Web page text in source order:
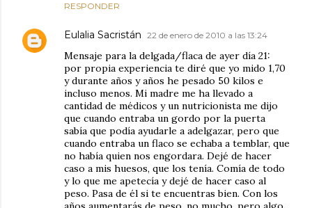
RESPONDER
Eulalia Sacristán 22 de enero de 2010 a las 13:24
Mensaje para la delgada/flaca de ayer día 21:
por propia experiencia te diré que yo mido 1,70
y durante años y años he pesado 50 kilos e
incluso menos. Mi madre me ha llevado a
cantidad de médicos y un nutricionista me dijo
que cuando entraba un gordo por la puerta
sabía que podía ayudarle a adelgazar, pero que
cuando entraba un flaco se echaba a temblar, que
no había quien nos engordara. Dejé de hacer
caso a mis huesos, que los tenía. Comía de todo
y lo que me apetecía y dejé de hacer caso al
peso. Pasa de él si te encuentras bien. Con los